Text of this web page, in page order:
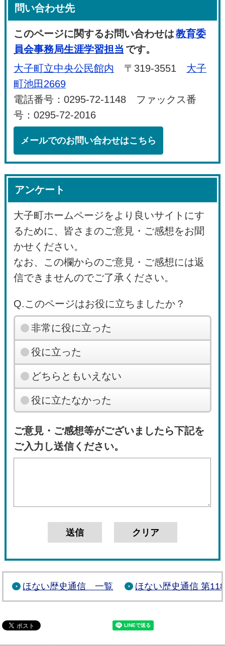
問い合わせ先
このページに関するお問い合わせは教育委
員会事務局生涯学習担当 です。
大子町立中央公民館内 〒319-3551 大子
町池田2669
電話番号：0295-72-1148 ファックス番
号：0295-72-2016
メールでのお問い合わせはこちら
アンケート
大子町ホームページをより良いサイトにす
るために、皆さまのご意見・ご感想をお聞
かせください。
なお、この欄からのご意見・ご感想には返
信できませんのでご了承ください。
Q.このページはお役に立ちましたか？
非常に役に立った
役に立った
どちらともいえない
役に立たなかった
ご意見・ご感想等がございましたら下記を
ご入力し送信ください。
ほない歴史通信 一覧 ほない歴史通信 第